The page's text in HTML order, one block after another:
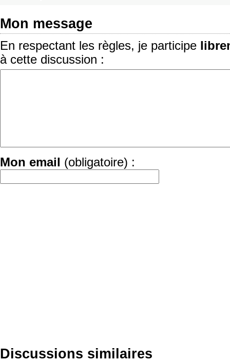
Mon message
En respectant les règles, je participe
à cette discussion :
Mon email (obligatoire) :
Discussions similaires